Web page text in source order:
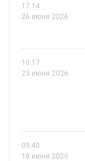
17.14
26 июня 2026
10.17
23 июня 2026
09.40
18 июня 2026